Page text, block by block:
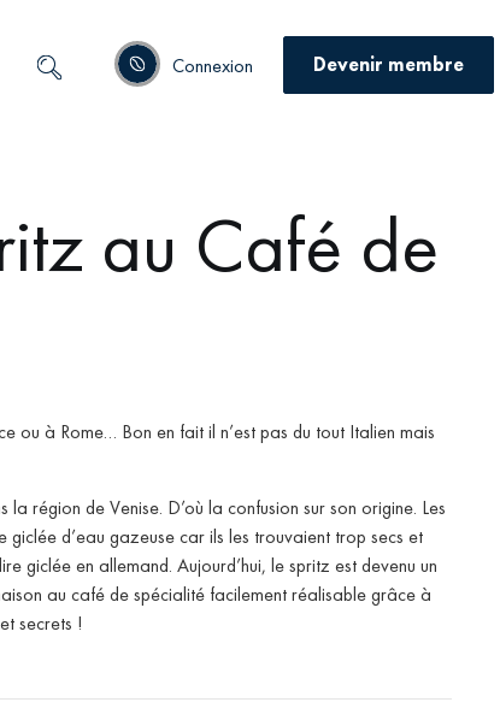
Connexion Devenir membre
au Café de
ou à Rome… Bon en fait il n’est pas du tout Italien mais
région de Venise. D’où la confusion sur son origine. Les
d’eau gazeuse car ils les trouvaient trop secs et
giclée en allemand. Aujourd’hui, le spritz est devenu un
au café de spécialité facilement réalisable grâce à
secrets !